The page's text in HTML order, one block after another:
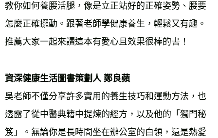
教你如何養腰活腿，像是立正站好的正確姿勢、腰要
怎麼正確擺動。跟著老師學健康養生，輕鬆又有趣。
推薦大家一起來讀這本有愛心且效果很棒的書！
資深健康生活圖書策劃人 鄭良蘋
吳老師不僅分享許多實用的養生技巧和運動方法，也
透露了從中醫典籍中提煉的經方，以及他的「獨門秘
笈」。無論你是長時間坐在辦公室的白領，還是熱愛